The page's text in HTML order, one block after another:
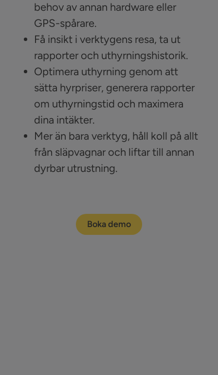
behov av annan hardware eller
GPS-spårare.
Få insikt i verktygens resa, ta ut
rapporter och uthyrningshistorik.
Optimera uthyrning genom att
sätta hyrpriser, generera rapporter
om uthyrningstid och maximera
dina intäkter.
Mer än bara verktyg, håll koll på allt
från släpvagnar och liftar till annan
dyrbar utrustning.
Boka demo